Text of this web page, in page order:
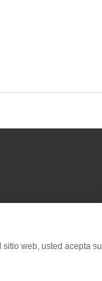
web, usted acepta su